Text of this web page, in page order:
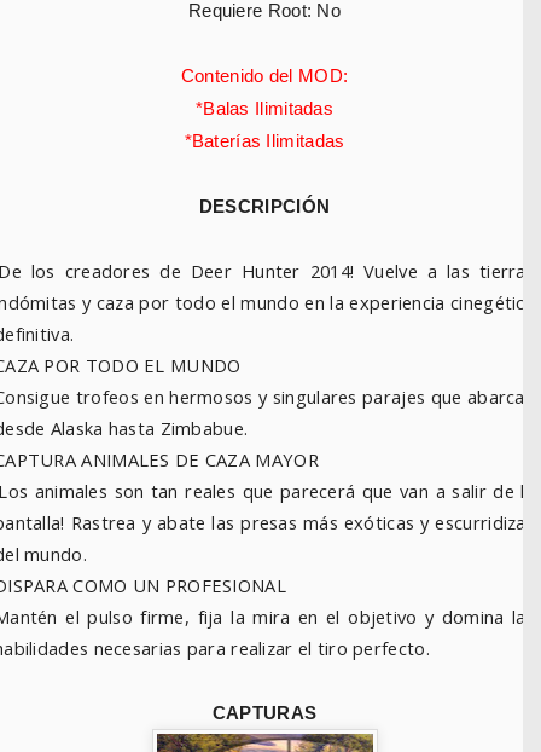
Requiere Root: No
Contenido del MOD:
*Balas Ilimitadas
*Baterías Ilimitadas
DESCRIPCIÓN
los creadores de Deer Hunter 2014! Vuelve a las tierras
y caza por todo el mundo en la experiencia cinegética
POR TODO EL MUNDO
trofeos en hermosos y singulares parajes que abarcan
Alaska hasta Zimbabue.
ANIMALES DE CAZA MAYOR
animales son tan reales que parecerá que van a salir de la
Rastrea y abate las presas más exóticas y escurridizas
mundo.
COMO UN PROFESIONAL
el pulso firme, fija la mira en el objetivo y domina las
necesarias para realizar el tiro perfecto.
CAPTURAS